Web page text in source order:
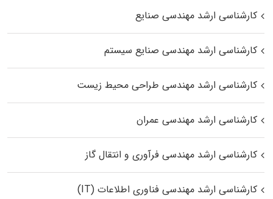
کارشناسی ارشد مهندسی صنایع
کارشناسی ارشد مهندسی صنایع سیستم
کارشناسی ارشد مهندسی طراحی محیط زیست
کارشناسی ارشد مهندسی عمران
کارشناسی ارشد مهندسی فرآوری و انتقال گاز
کارشناسی ارشد مهندسی فناوری اطلاعات (IT)